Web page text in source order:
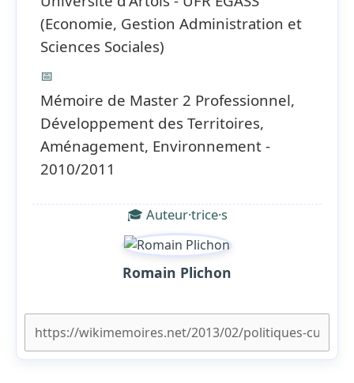
(Economie, Gestion Administration et
Sciences Sociales)
📅
Mémoire de Master 2 Professionnel,
Développement des Territoires,
Aménagement, Environnement -
2010/2011
🎓 Auteur·trice·s
Romain Plichon